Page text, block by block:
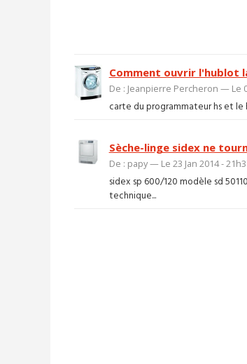
Comment ouvrir l'hublot
De : Jeanpierre Percheron — Le
carte du programmateur hs et
Sèche-linge sidex ne
De : papy — Le 23 Jan 2014 -
sidex sp 600/120 modèle sd
technique...